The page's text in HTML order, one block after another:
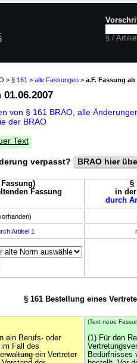
§ / Artikel
> § 161 > alle Fassungen > a.F. Fassung ab
01.06.2007
von § 161 BRAO alle
der BRAO
Text
verpasst? BRAO hier
Fassung)
Fassung
§
in der
durch
Artikel 1
§ 161 Bestellung eines
ein Berufs- oder
Fall des
ein Vertreter
(Text neue
(1) Für den
Bedürfnisses